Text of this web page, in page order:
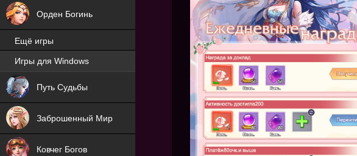
Орден Богинь
Ещё игры
Игры для Windows
Путь Судьбы
Заброшенный Мир
NEW
Ковчег Богов